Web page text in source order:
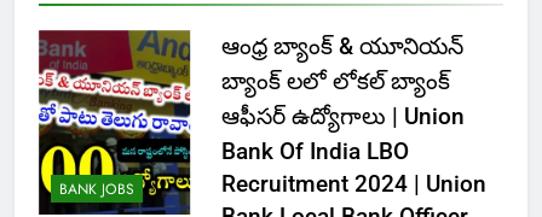
BANK JOBS
ఆంధ్ర బ్యాంక్ & యూనియన్
బ్యాంక్ లలో లోకల్ బ్యాంక్
ఆఫీసర్ ఉద్యోగాలు | Union
Bank Of India LBO
Recruitment 2024 | Union